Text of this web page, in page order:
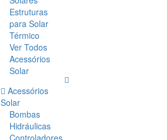
Estruturas
para Solar
Térmico
Ver Todos
Acessórios
Solar
Acessórios
Solar
Bombas
Hidráulicas
Controladores